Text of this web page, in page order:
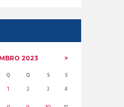
2023
Q Q S S
1 2 3
4